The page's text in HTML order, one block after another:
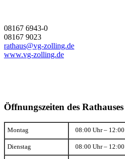
08167 6943-0
08167 9023
rathaus@vg-zolling.de
www.vg-zolling.de
Öffnungszeiten des
Montag 08:00 Uhr –
Dienstag 08:00 Uhr –